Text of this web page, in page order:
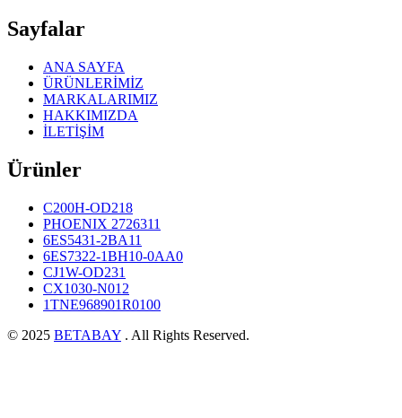
Sayfalar
ANA SAYFA
ÜRÜNLERİMİZ
MARKALARIMIZ
HAKKIMIZDA
İLETİŞİM
Ürünler
C200H-OD218
PHOENIX 2726311
6ES5431-2BA11
6ES7322-1BH10-0AA0
CJ1W-OD231
CX1030-N012
1TNE968901R0100
© 2025 BETABAY . All Rights Reserved.